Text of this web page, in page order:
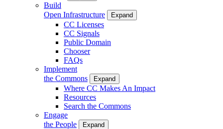
Build
Open Infrastructure
Expand
CC Licenses
CC Signals
Public Domain
Chooser
FAQs
Implement
the Commons
Expand
Where CC Makes An Impact
Resources
Search the Commons
Engage
the People
Expand